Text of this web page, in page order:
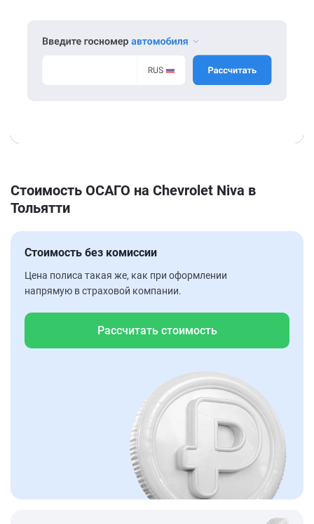
Стоимость ОСАГО на Chevrolet Niva в
Тольятти
Стоимость без комиссии
Цена полиса такая же, как при оформлении
напрямую в страховой компании.
Рассчитать стоимость